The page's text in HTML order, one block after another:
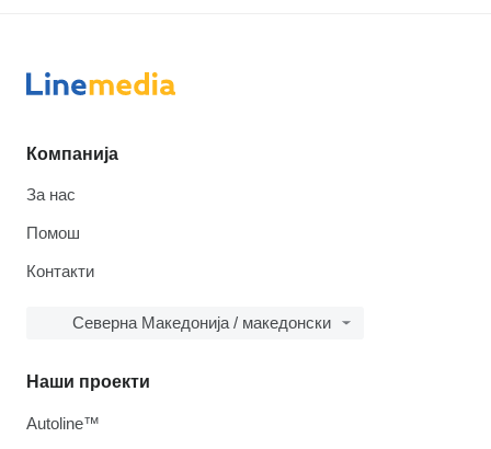
Компанија
За нас
Помош
Контакти
Северна Македонија / македонски
Наши проекти
Autoline™